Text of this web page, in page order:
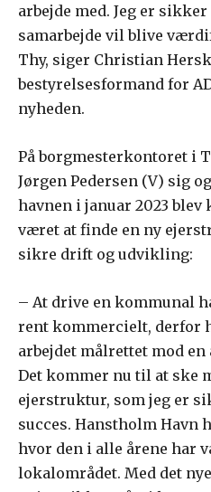
arbejde med. Jeg er
samarbejde vil blive
Thy, siger Christian
bestyrelsesformand for
nyheden.
På borgmesterkontoret i
Jørgen Pedersen (V) sig
havnen i januar 2023
været at finde en ny
sikre drift og udvikling:
– At drive en kommunal
rent kommercielt, derfor
arbejdet målrettet mod
Det kommer nu til at ske
ejerstruktur, som jeg er
succes. Hanstholm Havn
hvor den i alle årene har
lokalområdet. Med det